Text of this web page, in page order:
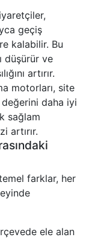
geçiş
kalabilir. Bu
düşürür ve
artırır.
motorları, site
daha iyi
sağlam
artırır.
farklar, her
ele alan